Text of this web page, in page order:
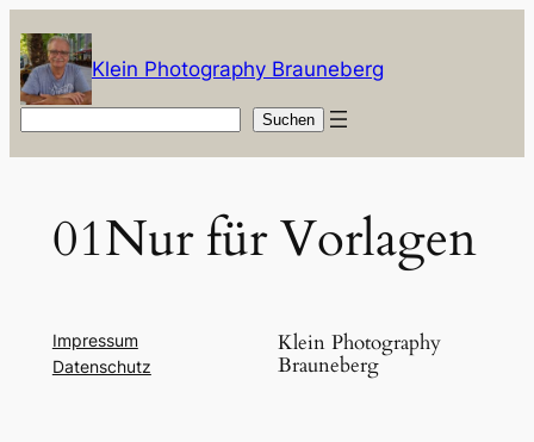
Inhalt
springen
Klein Photography Brauneberg
Suchen
01Nur für Vorlagen
Impressum
Datenschutz
Klein Photography
Brauneberg